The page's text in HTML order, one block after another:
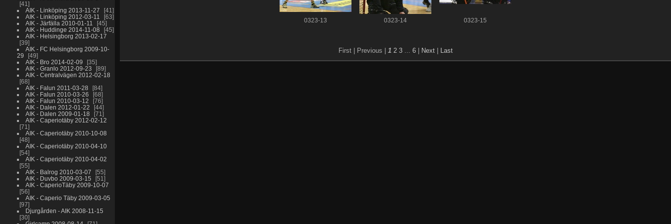
41
AIK - Linköping 2013-11-27
41
AIK - Linköping 2012-03-11
63
AIK - Järfälla 2010-01-11
45
AIK - Huddinge 2014-11-08
45
AIK - Helsingborg 2013-02-17
39
AIK - FC Helsingborg 2009-10-
29
49
AIK - Bro 2014-02-09
35
AIK - Granlo 2012-09-23
89
AIK - Centralvägen 2012-02-18
68
AIK - Falun 2011-03-28
84
AIK - Falun 2010-03-26
68
AIK - Falun 2010-03-12
76
AIK - Dalen 2012-01-22
44
AIK - Dalen 2009-01-18
71
AIK - Caperiotäby 2012-02-12
71
AIK - Caperiotäby 2010-10-08
48
AIK - Caperiotäby 2010-04-10
54
AIK - Caperiotäby 2010-04-02
55
AIK - Balrog 2010-03-07
55
AIK - Duvbo 2009-03-15
51
AIK - CaperioTäby 2009-10-07
56
AIK - Caperio Täby 2009-03-05
97
Djurgården - AIK 2008-11-15
30
0323-13 0323-14 0323-15
First | Previous | 1 2 3... 6 Next Last